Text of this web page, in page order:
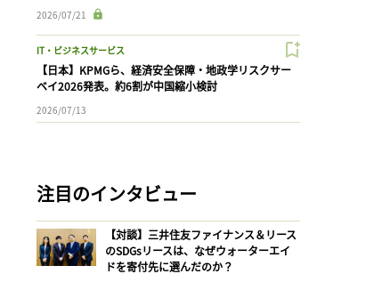
2026/07/21
IT・ビジネスサービス
【日本】KPMGら、経済安全保障・地政学リスクサー
ベイ2026発表。約6割が中国縮小検討
2026/07/13
注目のインタビュー
【対談】三井住友ファイナンス＆リース
のSDGsリースは、なぜウォーターエイ
ドを寄付先に選んだのか？